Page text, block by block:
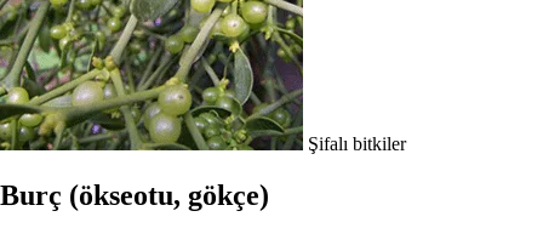
Şifalı bitkiler
Burç (ökseotu, gökçe)